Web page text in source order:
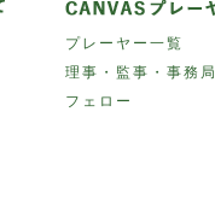
プレーヤー一覧
理事・監事・事務局
フェロー